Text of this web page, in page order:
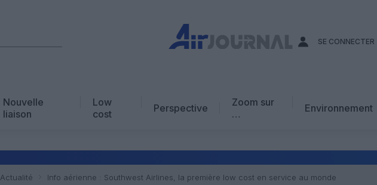
SE CONNECTER
Nouvelle
liaison
Low
cost
Perspective
Zoom sur
…
Avis d’expert
Environnement
Actualité Info aérienne : Southwest Airlines, la première low cost en service au monde